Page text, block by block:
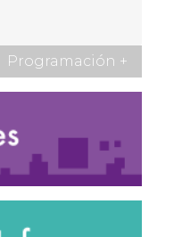
Programación +